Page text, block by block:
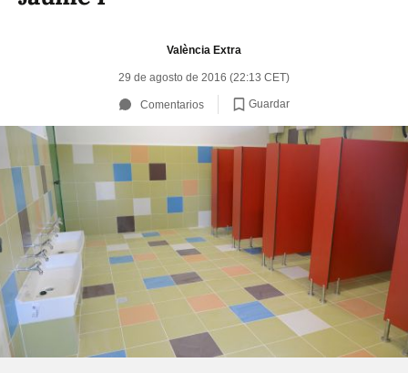
València Extra
29 de agosto de 2016 (22:13 CET)
Comentarios Guardar